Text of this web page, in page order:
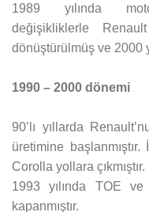
1989 yılında
değişikliklerle
dönüştürülmüş ve 2000
1990 – 2000 dönemi
90’lı yıllarda
üretimine
Corolla yollara çıkmıştır.
1993 yılında TOE ve
kapanmıştır.